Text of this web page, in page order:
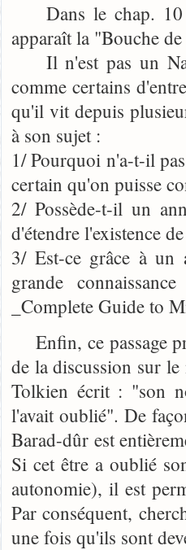
Dans le chap. 10
apparaît la "Bouche
Il n'est pas un
comme certains
qu'il vit depuis
à son sujet :
1/ Pourquoi n'a-t-il
certain qu'on puisse
2/ Possède-t-il un
d'étendre l'existence
3/ Est-ce grâce à un
grande
_Complete Guide to
Enfin, ce passage
de la discussion sur
Tolkien écrit : "son
l'avait oublié". De
Barad-dûr est
Si cet être a oublié
autonomie), il est
Par conséquent,
une fois qu'ils sont